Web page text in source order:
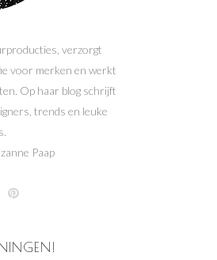
verzorgt
voor merken en werkt
Op haar blog schrijft
trends en leuke
Paap